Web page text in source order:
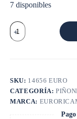
7 disponibles
PIÑON
2a
CORREDIZO
cantidad
SKU: 14656 EURO
CATEGORÍA:
MARCA: